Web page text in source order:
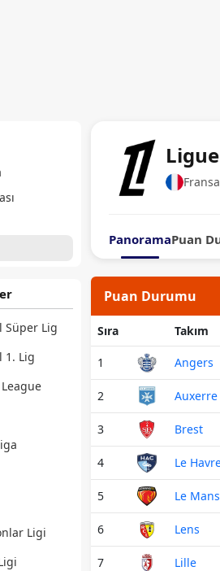
Süper Lig
1. Lig
Ligi
Fransa
PanoramaPuan
Puan Durumu
Sıra Takım
1 Angers
2 Auxerre
3 Brest
4 Le
5 Le Mans
6 Lens
7 Lille